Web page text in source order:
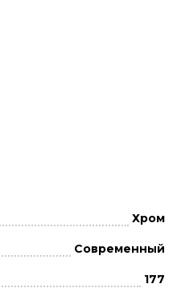
Хром
Современный
177